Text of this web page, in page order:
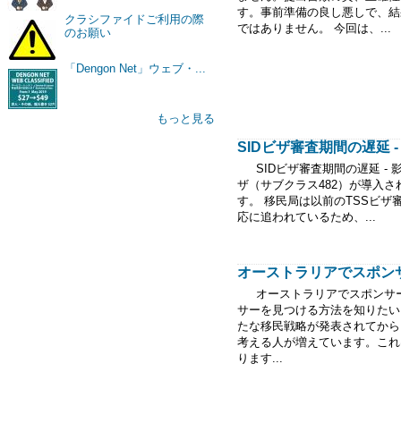
クラシファイドご利用の際
のお願い
「Dengon Net」ウェブ・...
もっと見る
す。事前準備の良し悪しで、
ではありません。 今回は、...
SIDビザ審査期間の遅延
SIDビザ審査期間の遅延 - 影
ザ（サブクラス482）が導入
す。 移民局は以前のTSSビザ
応に追われているため、...
オーストラリアでスポン
オーストラリアでスポンサ
サーを見つける方法を知りた
たな移民戦略が発表されてか
考える人が増えています。こ
ります...